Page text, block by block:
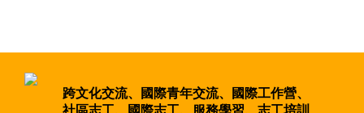
跨文化交流、國際青年交流、國際工作營、
社區志工、國際志工、服務學習、志工培訓